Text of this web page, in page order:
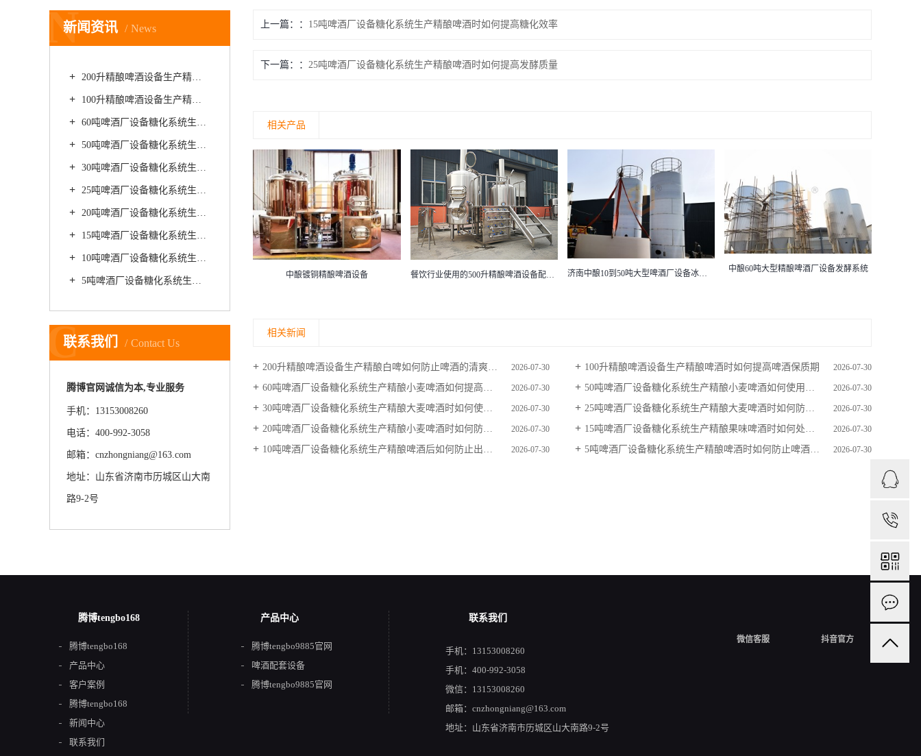
新闻资讯 News
N
200升精酿啤酒设备生产精酿白啤如何防止啤酒的清爽度不足
100升精酿啤酒设备生产精酿啤酒时如何提高啤酒保质期
60吨啤酒厂设备糖化系统生产精酿小麦啤酒如何提高营养价值
50吨啤酒厂设备糖化系统生产精酿小麦啤酒如何使用自来水酿制
30吨啤酒厂设备糖化系统生产精酿大麦啤酒时如何使用抗氧化剂
25吨啤酒厂设备糖化系统生产精酿大麦啤酒时如何防止苦味不足
20吨啤酒厂设备糖化系统生产精酿小麦啤酒时如何防止啤酒泡沫过多
15吨啤酒厂设备糖化系统生产精酿果味啤酒时如何处理水果
10吨啤酒厂设备糖化系统生产精酿啤酒后如何防止出现卫生死角
5吨啤酒厂设备糖化系统生产精酿啤酒时如何防止啤酒风味劣化
联系我们 Contact Us
C
腾博官网诚信为本,专业服务
手机：13153008260
电话：400-992-3058
邮箱：cnzhongniang@163.com
地址：山东省济南市历城区山大南
路9-2号
上一篇： 15吨啤酒厂设备糖化系统生产精酿啤酒时如何提高糖化效率
下一篇： 25吨啤酒厂设备糖化系统生产精酿啤酒时如何提高发酵质量
相关产品
中酿镀铜精酿啤酒设备 济南中酿10到50吨大型啤酒厂设备冰水罐
中酿60吨大型精酿啤酒厂设备发酵系统
相关新闻
200升精酿啤酒设备生产精酿白啤如何防止啤酒的清爽度不足 2026-07-30 100升精酿啤酒设备生产精酿啤酒时如何提高啤酒保质期 2026-07-30
60吨啤酒厂设备糖化系统生产精酿小麦啤酒如何提高营养价值 2026-07-30 50吨啤酒厂设备糖化系统生产精酿小麦啤酒如何使用自来水酿制 2026-07-30
30吨啤酒厂设备糖化系统生产精酿大麦啤酒时如何使用抗氧化剂 2026-07-30 25吨啤酒厂设备糖化系统生产精酿大麦啤酒时如何防止苦味不足 2026-07-30
20吨啤酒厂设备糖化系统生产精酿小麦啤酒时如何防止啤酒泡沫过多 2026-07-30 15吨啤酒厂设备糖化系统生产精酿果味啤酒时如何处理水果 2026-07-30
10吨啤酒厂设备糖化系统生产精酿啤酒后如何防止出现卫生死角 2026-07-30 5吨啤酒厂设备糖化系统生产精酿啤酒时如何防止啤酒风味劣化 2026-07-30
腾博tengbo168
腾博tengbo168
产品中心
客户案例
腾博tengbo168
新闻中心
联系我们
产品中心
腾博tengbo9885官网
啤酒配套设备
腾博tengbo9885官网
联系我们
手机：13153008260
手机：400-992-3058
微信：13153008260
邮箱：cnzhongniang@163.com
地址：山东省济南市历城区山大南路9-2号
微信客服 抖音官方